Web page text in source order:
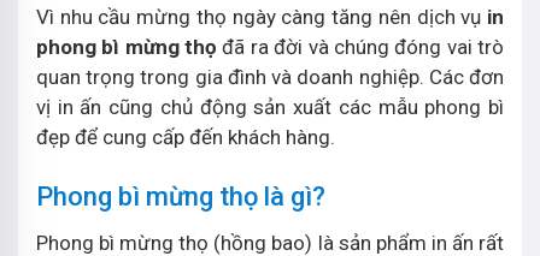
Vì nhu cầu mừng thọ ngày càng tăng nên dịch vụ in
phong bì mừng thọ đã ra đời và chúng đóng vai trò
quan trọng trong gia đình và doanh nghiệp. Các đơn
vị in ấn cũng chủ động sản xuất các mẫu phong bì
đẹp để cung cấp đến khách hàng.
Phong bì mừng thọ là gì?
Phong bì mừng thọ (hồng bao) là sản phẩm in ấn rất